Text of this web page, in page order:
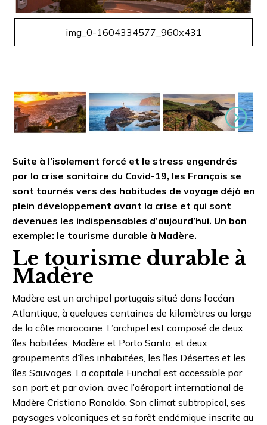
img_0-1604334577_960x431
Suite à l’isolement forcé et le stress engendrés
par la crise sanitaire du Covid-19, les Français se
sont tournés vers des habitudes de voyage déjà en
plein développement avant la crise et qui sont
devenues les indispensables d’aujourd’hui. Un bon
exemple: le tourisme durable à Madère.
Le tourisme durable à
Madère
Madère est un archipel portugais situé dans l’océan
Atlantique, à quelques centaines de kilomètres au large
de la côte marocaine. L’archipel est composé de deux
îles habitées, Madère et Porto Santo, et deux
groupements d’îles inhabitées, les îles Désertes et les
îles Sauvages. La capitale Funchal est accessible par
son port et par avion, avec l’aéroport international de
Madère Cristiano Ronaldo. Son climat subtropical, ses
paysages volcaniques et sa forêt endémique inscrite au